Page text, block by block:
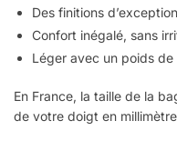
Des finitions
Confort inégalé, sans
Léger avec un poids
En France, la taille de la
de votre doigt en